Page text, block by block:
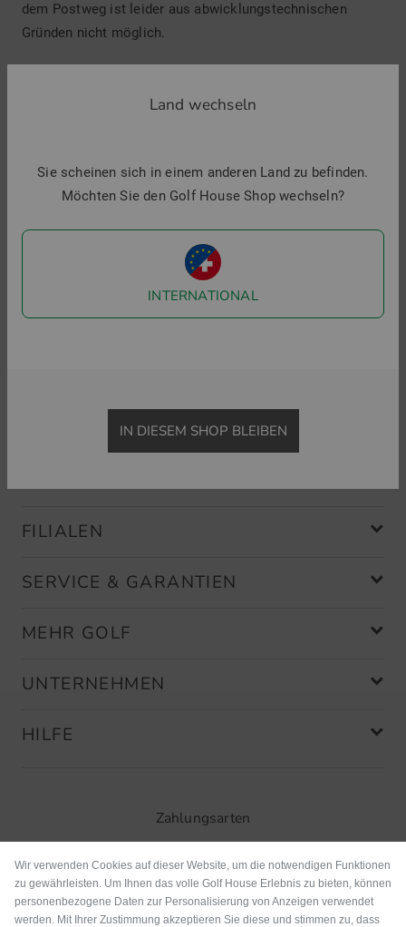
dem Postweg ist leider aus abwicklungstechnischen
Gründen nicht möglich.
Golf House im Social Web
Folgen Sie uns auf Facebook & Co und erfahren Sie alles
Menü
FILIALEN
SERVICE & GARANTIEN
MEHR GOLF
UNTERNEHMEN
HILFE
Zahlungsarten
Land wechseln
Sie scheinen sich in einem anderen Land zu befinden.
Möchten Sie den Golf House Shop wechseln?
INTERNATIONAL
IN DIESEM SHOP BLEIBEN
Wir verwenden Cookies auf dieser Website, um die notwendigen Funktionen
zu gewährleisten. Um Ihnen das volle Golf House Erlebnis zu bieten, können
personenbezogene Daten zur Personalisierung von Anzeigen verwendet
werden. Mit Ihrer Zustimmung akzeptieren Sie diese und stimmen zu, dass